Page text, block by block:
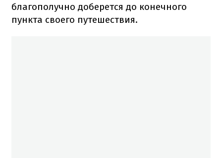
благополучно доберется до конечного
пункта своего путешествия.